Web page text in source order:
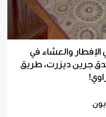
والعشاء في
جرين ديزرت، طريق